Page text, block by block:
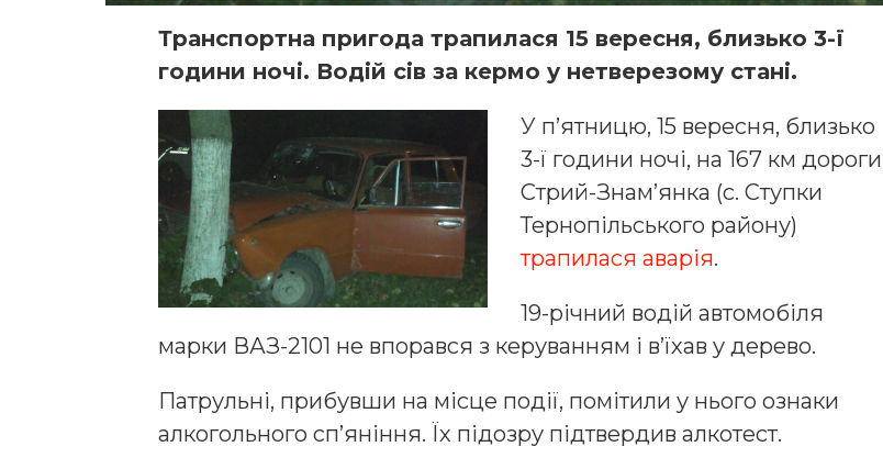
Транспортна пригода трапилася 15 вересня, близько 3-ї
години ночі. Водій сів за кермо у нетверезому стані.
У п’ятницю, 15 вересня, близько
3-ї години ночі, на 167 км дороги
Стрий-Знам’янка (с. Ступки
Тернопільського району)
трапилася аварія.
19-річний водій автомобіля
марки ВАЗ-2101 не впорався з керуванням і в’їхав у дерево.
Патрульні, прибувши на місце події, помітили у нього ознаки
алкогольного сп’яніння. Їх підозру підтвердив алкотест.